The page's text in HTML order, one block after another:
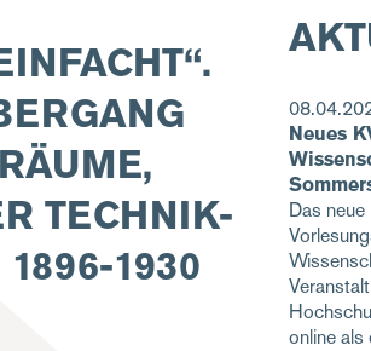
TECHNIK-
1930
Neues
Das
online als